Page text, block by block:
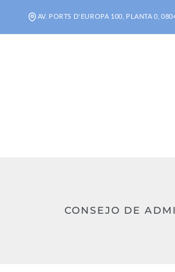
AV. PORTS D'EUROPA 100, PLANTA 0,
CONSEJO DE